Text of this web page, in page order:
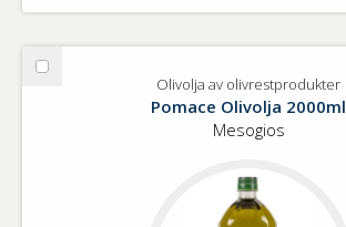
Välj
Olivolja av olivrestprodukter
Pomace Olivolja 2000ml
Mesogios